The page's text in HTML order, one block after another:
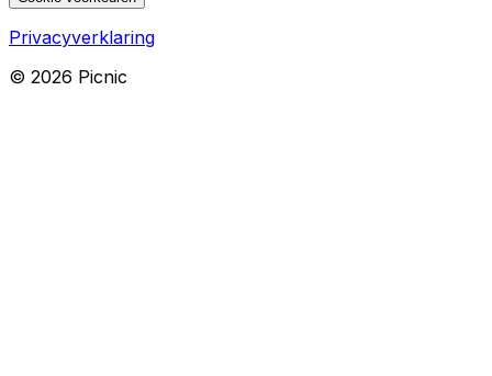
Privacyverklaring
© 2026 Picnic